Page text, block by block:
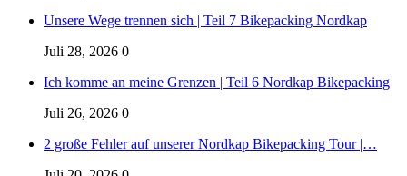
Unsere Wege trennen sich | Teil 7 Bikepacking Nordkap
Juli 28, 2026 0
Ich komme an meine Grenzen | Teil 6 Nordkap Bikepacking
Juli 26, 2026 0
2 große Fehler auf unserer Nordkap Bikepacking Tour |…